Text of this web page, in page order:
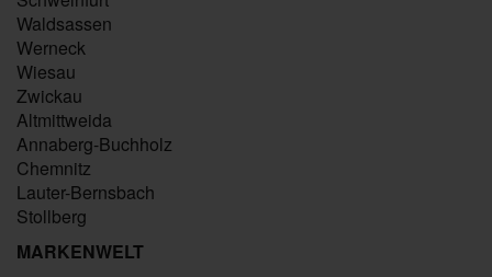
Waldsassen
Werneck
Wiesau
Zwickau
Altmittweida
Annaberg-Buchholz
Chemnitz
Lauter-Bernsbach
Stollberg
MARKENWELT